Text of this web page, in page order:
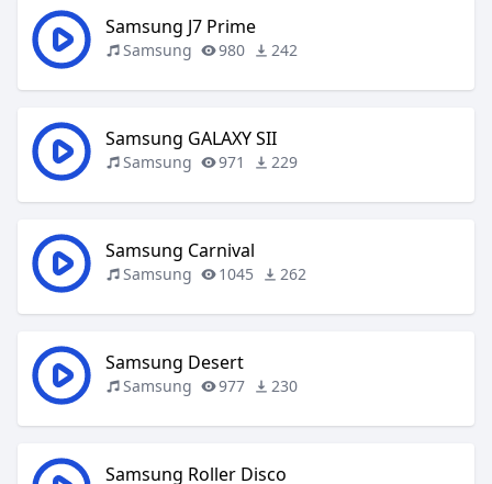
Samsung J7 Prime
Samsung 980 242
Samsung GALAXY SII
Samsung 971 229
Samsung Carnival
Samsung 1045 262
Samsung Desert
Samsung 977 230
Samsung Roller Disco